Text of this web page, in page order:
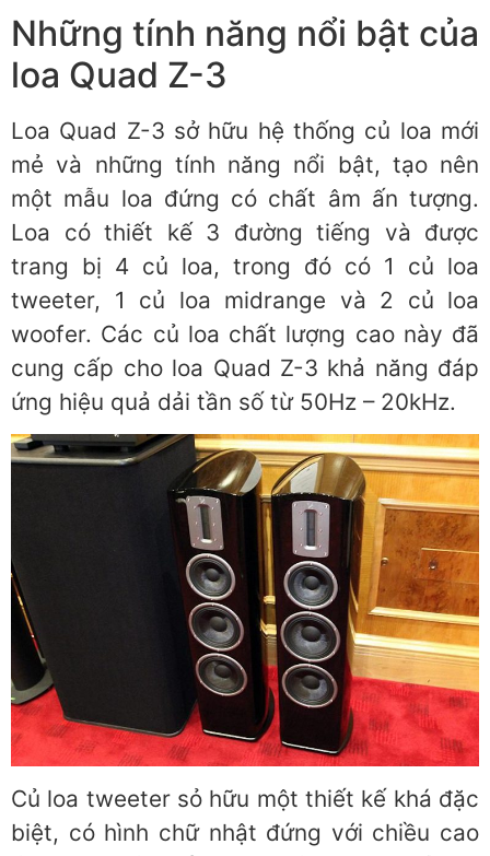
Những tính năng nổi bật của
loa Quad Z-3
Loa Quad Z-3 sở hữu hệ thống củ loa mới
mẻ và những tính năng nổi bật, tạo nên
một mẫu loa đứng có chất âm ấn tượng.
Loa có thiết kế 3 đường tiếng và được
trang bị 4 củ loa, trong đó có 1 củ loa
tweeter, 1 củ loa midrange và 2 củ loa
woofer. Các củ loa chất lượng cao này đã
cung cấp cho loa Quad Z-3 khả năng đáp
ứng hiệu quả dải tần số từ 50Hz – 20kHz.
Củ loa tweeter sỏ hữu một thiết kế khá đặc
biệt, có hình chữ nhật đứng với chiều cao